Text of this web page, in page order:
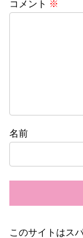
コメント ※
名前
このサイトはス